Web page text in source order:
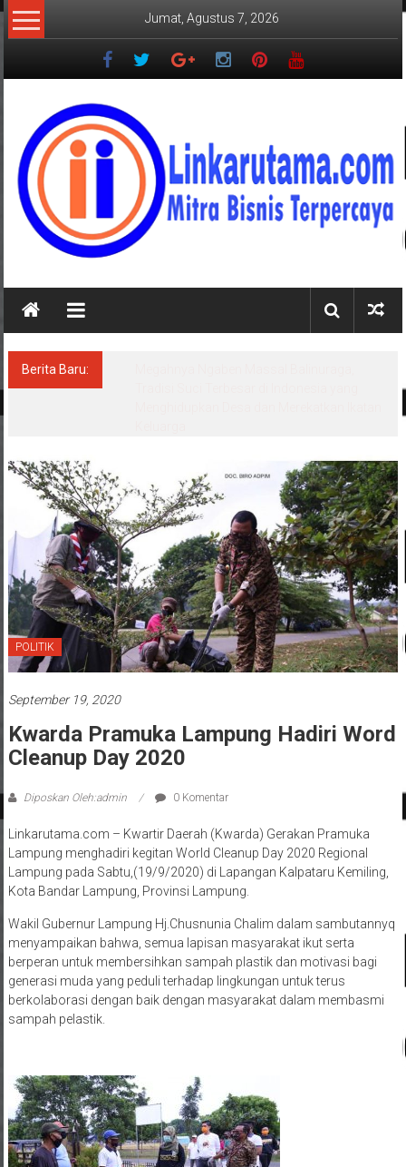
Lompat
ke
Jumat, Agustus 7, 2026
LINKARUTAMA.COM
Mitra
Terpercaya
Berita Baru:
POLITIK
Kwarda Pramuka Lampung Hadiri Word
Cleanup Day 2020
Lampung menghadiri kegitan World Cleanup Day 2020 Regional
Lampung pada Sabtu,(19/9/2020) di Lapangan Kalpataru Kemiling,
Kota Bandar Lampung, Provinsi Lampung.
menyampaikan bahwa, semua lapisan masyarakat ikut serta
berperan untuk membersihkan sampah plastik dan motivasi bagi
generasi muda yang peduli terhadap lingkungan untuk terus
berkolaborasi dengan baik dengan masyarakat dalam membasmi
sampah pelastik.